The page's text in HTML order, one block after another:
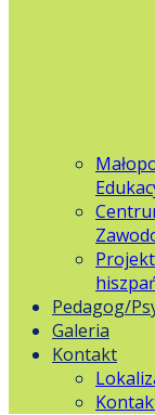
Pedagog/
Galeria
Kontakt